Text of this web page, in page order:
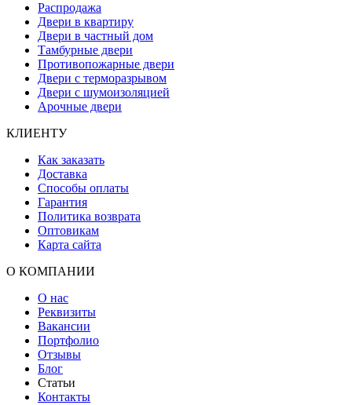
Распродажа
Двери в квартиру
Двери в частный дом
Тамбурные двери
Противопожарные двери
Двери с терморазрывом
Двери с шумоизоляцией
Арочные двери
КЛИЕНТУ
Как заказать
Доставка
Способы оплаты
Гарантия
Политика возврата
Оптовикам
Карта сайта
О КОМПАНИИ
О нас
Реквизиты
Вакансии
Портфолио
Отзывы
Блог
Статьи
Контакты